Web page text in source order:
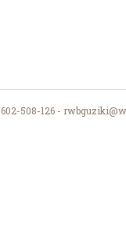
508-126 -